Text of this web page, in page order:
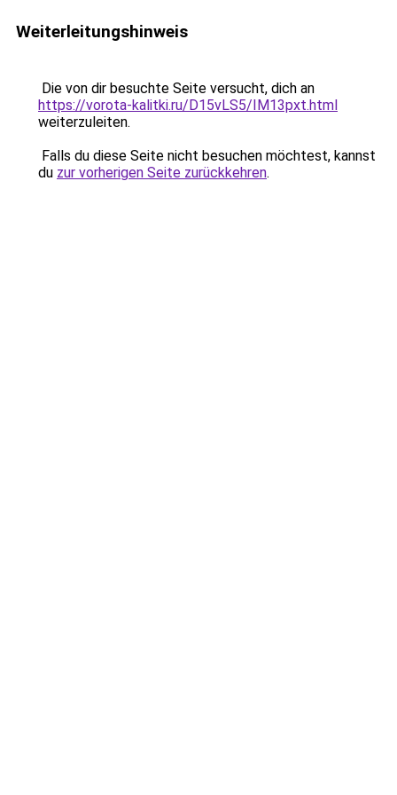
Weiterleitungshinweis
Die von dir besuchte Seite versucht, dich an
https://vorota-kalitki.ru/D15vLS5/IM13pxt.html
weiterzuleiten.
Falls du diese Seite nicht besuchen möchtest, kannst
du zur vorherigen Seite zurückkehren.